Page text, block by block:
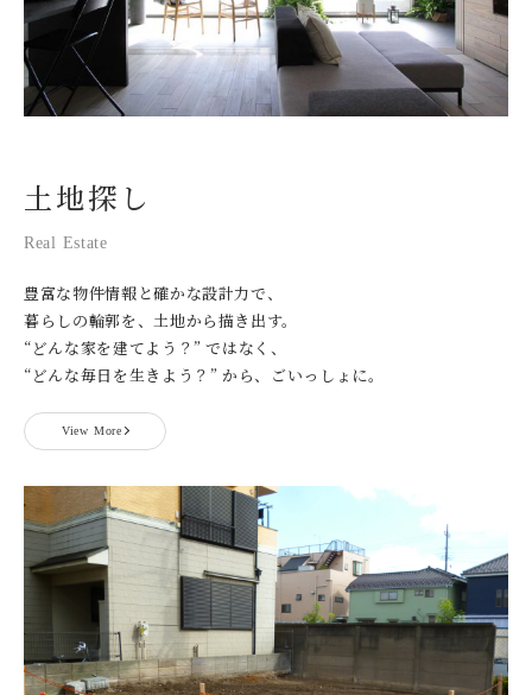
土地探し
Real Estate
豊富な物件情報と確かな設計力で、
暮らしの輪郭を、土地から描き出す。
“どんな家を建てよう？” ではなく、
“どんな毎日を生きよう？” から、ごいっしょに。
View More